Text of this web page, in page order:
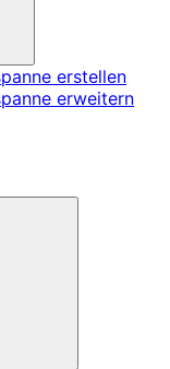
erstellen
erweitern